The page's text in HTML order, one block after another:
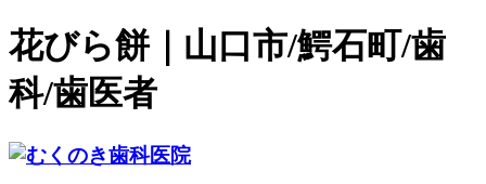
花びら餅｜山口市/鰐石町/歯
科/歯医者